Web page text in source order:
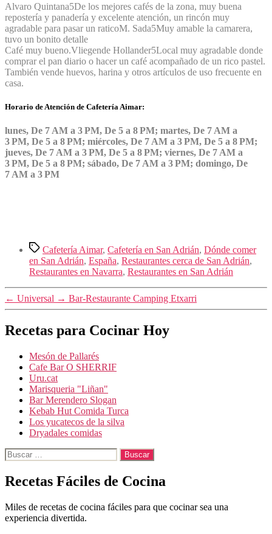
Alvaro Quintana5De los mejores cafés de la zona, muy buena
repostería y panadería y excelente atención, un rincón muy
agradable para pasar un raticoM. Sada5Muy amable la camarera,
tuvo un bonito detalle
Café muy bueno.Vliegende Hollander5Local muy agradable donde
comprar el pan diario o hacer un café acompañado de un rico pastel.
También vende huevos, harina y otros artículos de uso frecuente en
casa.
Horario de Atención de Cafetería Aimar:
lunes, De 7 AM a 3 PM, De 5 a 8 PM; martes, De 7 AM a
3 PM, De 5 a 8 PM; miércoles, De 7 AM a 3 PM, De 5 a 8 PM;
jueves, De 7 AM a 3 PM, De 5 a 8 PM; viernes, De 7 AM a
3 PM, De 5 a 8 PM; sábado, De 7 AM a 3 PM; domingo, De
7 AM a 3 PM
Etiquetas
Cafetería Aimar, Cafetería en San Adrián, Dónde comer
en San Adrián, España, Restaurantes cerca de San Adrián,
Restaurantes en Navarra, Restaurantes en San Adrián
← Universal → Bar-Restaurante Camping Etxarri
Recetas para Cocinar Hoy
Mesón de Pallarés
Cafe Bar O SHERRIF
Uru.cat
Marisqueria "Liñan"
Bar Merendero Slogan
Kebab Hut Comida Turca
Los yucatecos de la silva
Dryadales comidas
Buscar:
Recetas Fáciles de Cocina
Miles de recetas de cocina fáciles para que cocinar sea una
experiencia divertida.